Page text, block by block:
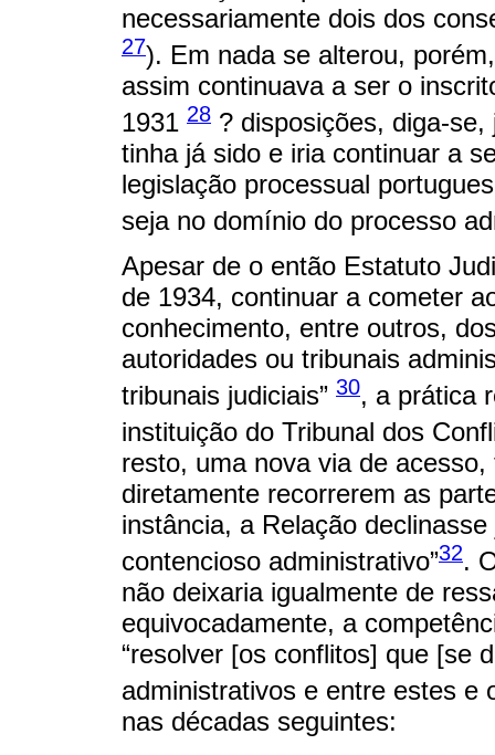
necessariamente dois dos
27). Em nada se alterou,
assim continuava a ser o
1931 28 ? disposições, diga-
tinha já sido e iria continuar a
legislação processual
seja no domínio do processo
Apesar de o então Estatuto
de 1934, continuar a cometer
conhecimento, entre outros,
autoridades ou tribunais
tribunais judiciais” 30, a prática
instituição do Tribunal dos
resto, uma nova via de
diretamente recorrerem as
instância, a Relação
contencioso administrativo”32.
não deixaria igualmente de
equivocadamente, a
“resolver [os conflitos] que [se
administrativos e entre estes e
nas décadas seguintes: